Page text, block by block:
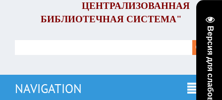
ЦЕНТРАЛИЗОВАННАЯ
БИБЛИОТЕЧНАЯ СИСТЕМА"
NAVIGATION